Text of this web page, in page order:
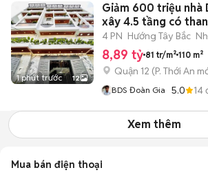
1 phút trước 12
Giảm 600 triệu nhà
xây 4.5 tầng có
MT
4 PN Hướng Tây Bắc
8,89 tỷ 81 tr/m² 110 m²
Quận 12 (P. Thới An
BDS Đoàn Gia 5.0 14
Xem thêm
Mua bán điện thoại